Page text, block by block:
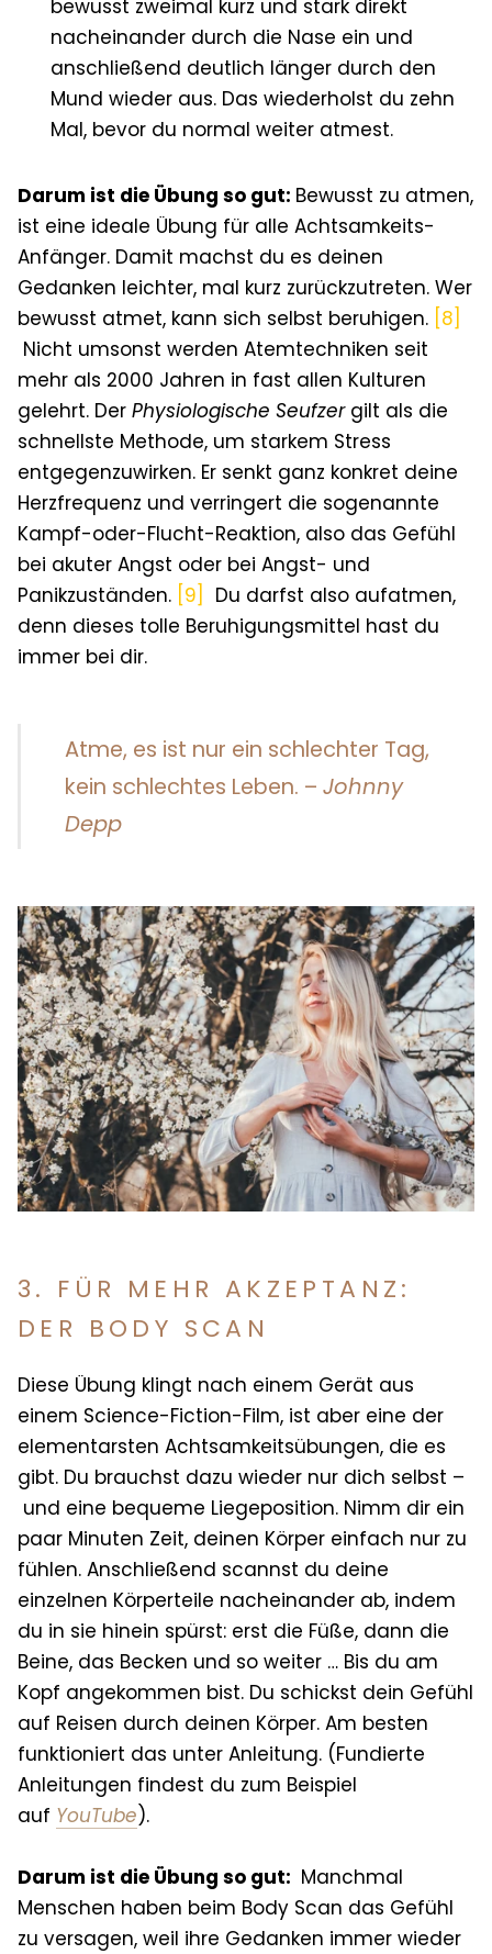
bewusst zweimal kurz und stark direkt
nacheinander durch die Nase ein und
anschließend deutlich länger durch den
Mund wieder aus. Das wiederholst du zehn
Mal, bevor du normal weiter atmest.
Darum ist die Übung so gut: Bewusst zu atmen,
ist eine ideale Übung für alle Achtsamkeits-
Anfänger. Damit machst du es deinen
Gedanken leichter, mal kurz zurückzutreten. Wer
bewusst atmet, kann sich selbst beruhigen. [8]
Nicht umsonst werden Atemtechniken seit
mehr als 2000 Jahren in fast allen Kulturen
gelehrt. Der Physiologische Seufzergilt als die
schnellste Methode, um starkem Stress
entgegenzuwirken. Er senkt ganz konkret deine
Herzfrequenz und verringert die sogenannte
Kampf-oder-Flucht-Reaktion, also das Gefühl
bei akuter Angst oder bei Angst- und
Panikzuständen. [9]
Du darfst also aufatmen,
denn dieses tolle Beruhigungsmittel hast du
immer bei dir.
Atme, es ist nur ein schlechter Tag,
kein schlechtes Leben. – Johnny
Depp
3. FÜR MEHR AKZEPTANZ:
DER BODY SCAN
Diese Übung klingt nach einem Gerät aus
einem Science-Fiction-Film, ist aber eine der
elementarsten Achtsamkeitsübungen, die es
gibt. Du brauchst dazu wieder nur dich selbst –
und eine bequeme Liegeposition. Nimm dir ein
paar Minuten Zeit, deinen Körper einfach nur zu
fühlen. Anschließend scannst du deine
einzelnen Körperteile nacheinander ab, indem
du in sie hinein spürst: erst die Füße, dann die
Beine, das Becken und so weiter … Bis du am
Kopf angekommen bist. Du schickst dein Gefühl
auf Reisen durch deinen Körper. Am besten
funktioniert das unter Anleitung. (Fundierte
Anleitungen findest du zum Beispiel
auf YouTube).
Darum ist die Übung so gut: Manchmal
Menschen haben beim Body Scan das Gefühl
zu versagen, weil ihre Gedanken immer wieder